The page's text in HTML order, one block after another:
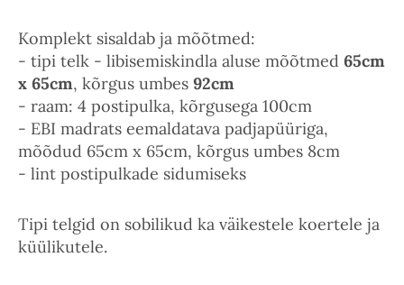
Komplekt sisaldab ja mõõtmed:
- tipi telk - libisemiskindla aluse mõõtmed 65cm
x 65cm, kõrgus umbes 92cm
- raam: 4 postipulka, kõrgusega 100cm
- EBI madrats eemaldatava padjapüüriga,
mõõdud 65cm x 65cm, kõrgus umbes 8cm
- lint postipulkade sidumiseks
Tipi telgid on sobilikud ka väikestele koertele ja
küülikutele.